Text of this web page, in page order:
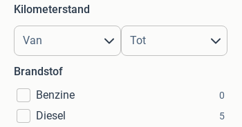
Kilometerstand
Brandstof
Benzine
0
Diesel 5